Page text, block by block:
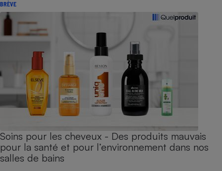
BRÈVE
Soins pour les cheveux - Des produits mauvais
pour la santé et pour l’environnement dans nos
salles de bains